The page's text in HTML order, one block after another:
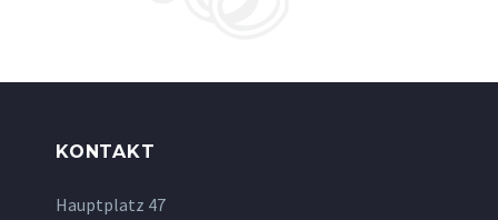
KONTAKT
Hauptplatz 47